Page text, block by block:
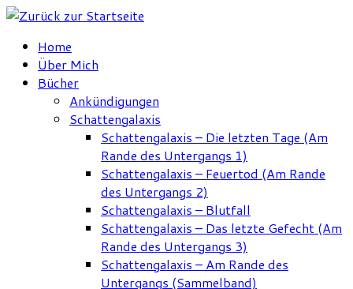
Zum
springenHome
Über Mich
Bücher
Ankündigungen
Schattengalaxis
Schattengalaxis – Die letzten Tage (Am
Rande des Untergangs 1)
Schattengalaxis – Feuertod (Am Rande
des Untergangs 2)
Schattengalaxis – Blutfall
Schattengalaxis – Das letzte Gefecht (Am
Rande des Untergangs 3)
Schattengalaxis – Am Rande des
Untergangs (Sammelband)